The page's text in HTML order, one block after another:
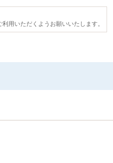
用いただくようお願いいたします。